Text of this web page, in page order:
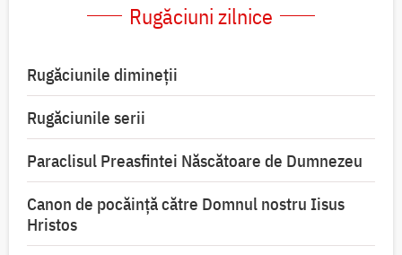
Rugăciuni zilnice
Rugăciunile dimineții
Rugăciunile serii
Paraclisul Preasfintei Născătoare de Dumnezeu
Canon de pocăință către Domnul nostru Iisus
Hristos